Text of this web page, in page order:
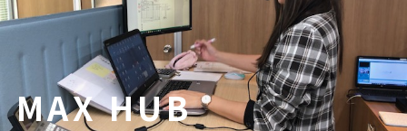
MAX HUB